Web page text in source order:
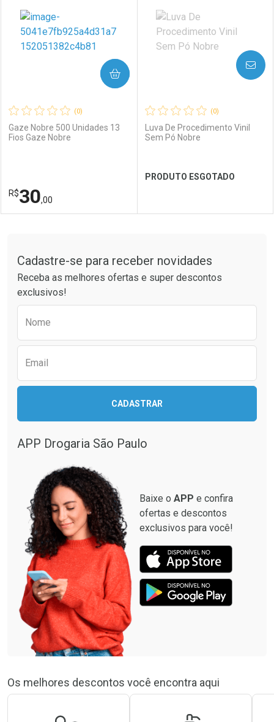
(0)
Gaze Nobre 500 Unidades 13
Fios Gaze Nobre
R$30,00
COMPRAR
Laboratório
Comprar sem Desconto
Por Menos
Comprar sem Desconto
Por R$ 30,00/cada
(0)
Luva De Procedimento Vinil
Sem Pó Nobre
PRODUTO ESGOTADO
AVISE-ME
Laboratório
Por Menos
Cadastre-se para receber novidades
Receba as melhores ofertas e super descontos
exclusivos!
Nome
Email
CADASTRAR
APP Drogaria São Paulo
Baixe o APP e confira
ofertas e descontos
exclusivos para você!
Os melhores descontos você encontra aqui